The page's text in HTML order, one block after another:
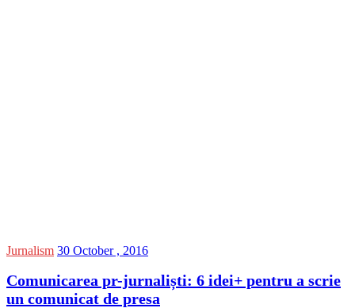
Jurnalism 30 October , 2016
Comunicarea pr-jurnaliști: 6 idei+ pentru a scrie
un comunicat de presa